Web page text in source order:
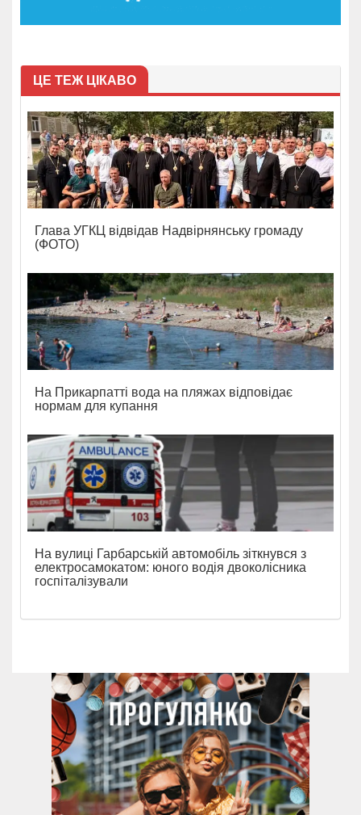
ЦЕ ТЕЖ ЦІКАВО
Глава УГКЦ відвідав Надвірнянську громаду
(ФОТО)
На Прикарпатті вода на пляжах відповідає
нормам для купання
На вулиці Гарбарській автомобіль зіткнувся з
електросамокатом: юного водія двоколісника
госпіталізували